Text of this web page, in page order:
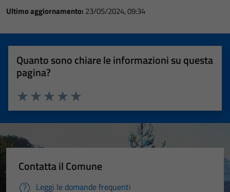
Ultimo aggiornamento: 23/05/2024, 09:34
Quanto sono chiare le informazioni su questa
pagina?
Valuta 5 stelle su 5
Valuta 4 stelle su 5
Valuta 3 stelle su 5
Valuta 2 stelle su 5
Valuta 1 stelle su 5
Contatta il Comune
Leggi le domande frequenti